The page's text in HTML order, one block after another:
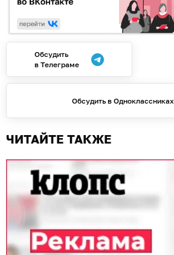
Обсудить
в Телеграме
Обсудить в Одноклассниках
ЧИТАЙТЕ ТАКЖЕ